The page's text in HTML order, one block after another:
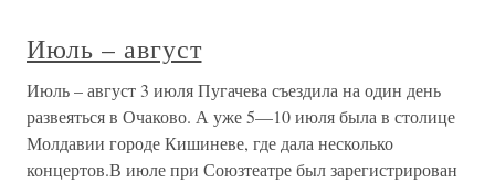
Июль – август
Июль – август 3 июля Пугачева съездила на один день
развеяться в Очаково. А уже 5—10 июля была в столице
Молдавии городе Кишиневе, где дала несколько
концертов.В июле при Союзтеатре был зарегистрирован